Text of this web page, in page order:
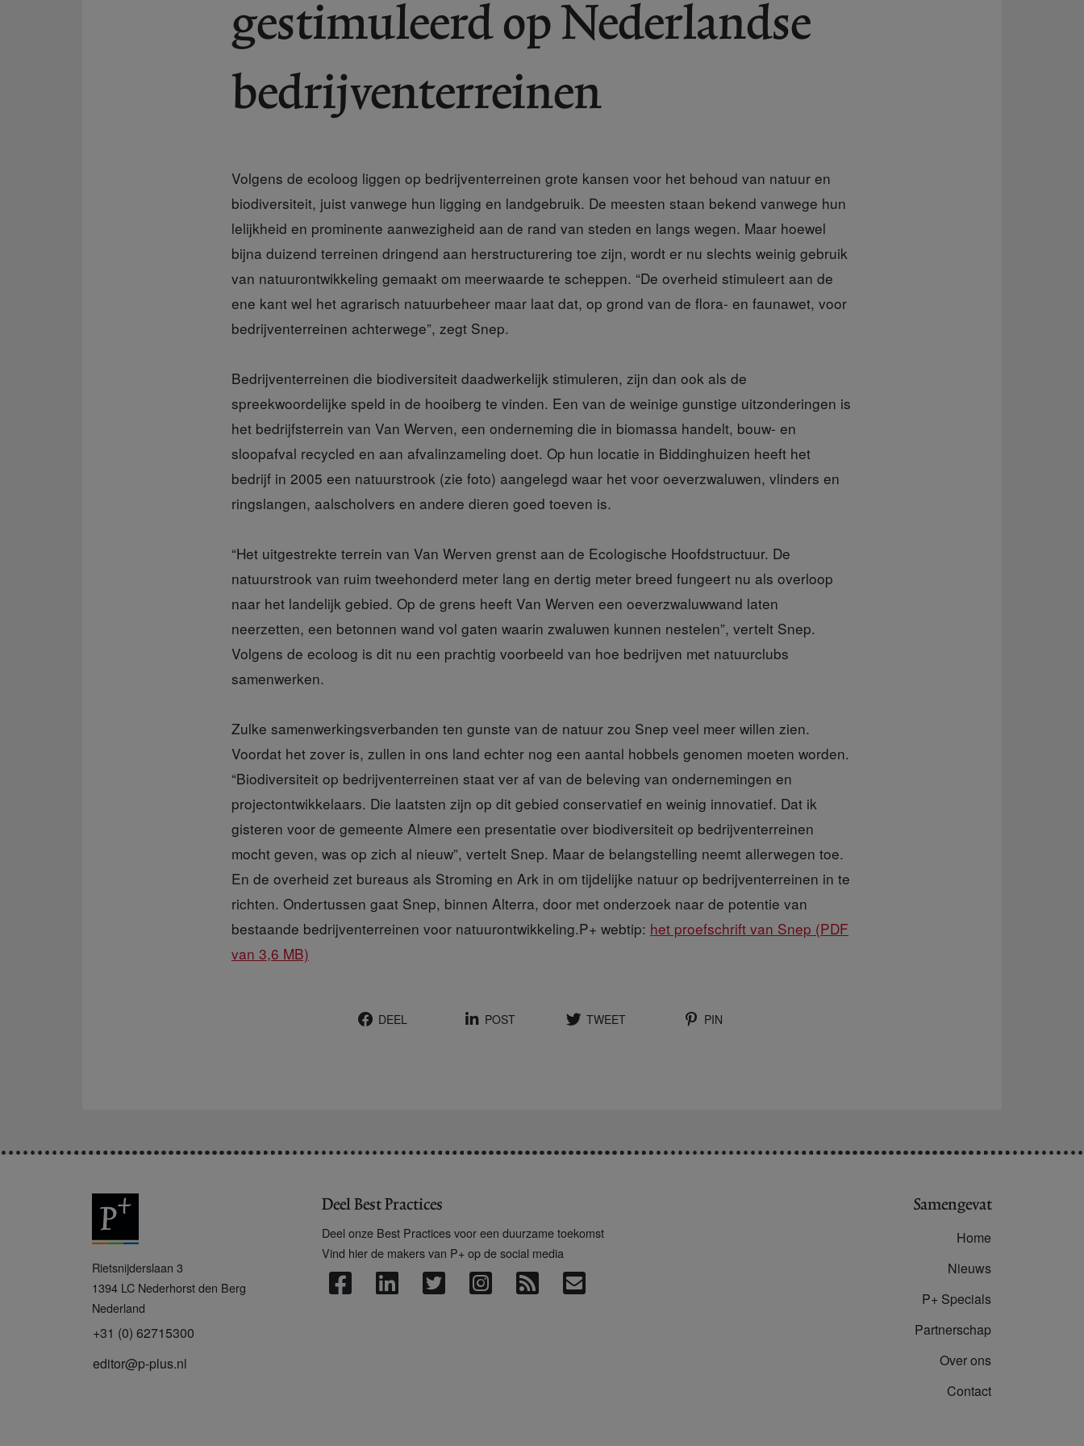
gestimuleerd op Nederlandse
bedrijventerreinen
Volgens de ecoloog liggen op bedrijventerreinen grote kansen voor het behoud van natuur en
biodiversiteit, juist vanwege hun ligging en landgebruik. De meesten staan bekend vanwege hun
lelijkheid en prominente aanwezigheid aan de rand van steden en langs wegen. Maar hoewel
bijna duizend terreinen dringend aan herstructurering toe zijn, wordt er nu slechts weinig gebruik
van natuurontwikkeling gemaakt om meerwaarde te scheppen. “De overheid stimuleert aan de
ene kant wel het agrarisch natuurbeheer maar laat dat, op grond van de flora- en faunawet, voor
bedrijventerreinen achterwege”, zegt Snep.
Bedrijventerreinen die biodiversiteit daadwerkelijk stimuleren, zijn dan ook als de
spreekwoordelijke speld in de hooiberg te vinden. Een van de weinige gunstige uitzonderingen is
het bedrijfsterrein van Van Werven, een onderneming die in biomassa handelt, bouw- en
sloopafval recycled en aan afvalinzameling doet. Op hun locatie in Biddinghuizen heeft het
bedrijf in 2005 een natuurstrook (zie foto) aangelegd waar het voor oeverzwaluwen, vlinders en
ringslangen, aalscholvers en andere dieren goed toeven is.
“Het uitgestrekte terrein van Van Werven grenst aan de Ecologische Hoofdstructuur. De
natuurstrook van ruim tweehonderd meter lang en dertig meter breed fungeert nu als overloop
naar het landelijk gebied. Op de grens heeft Van Werven een oeverzwaluwwand laten
neerzetten, een betonnen wand vol gaten waarin zwaluwen kunnen nestelen”, vertelt Snep.
Volgens de ecoloog is dit nu een prachtig voorbeeld van hoe bedrijven met natuurclubs
samenwerken.
Zulke samenwerkingsverbanden ten gunste van de natuur zou Snep veel meer willen zien.
Voordat het zover is, zullen in ons land echter nog een aantal hobbels genomen moeten worden.
“Biodiversiteit op bedrijventerreinen staat ver af van de beleving van ondernemingen en
projectontwikkelaars. Die laatsten zijn op dit gebied conservatief en weinig innovatief. Dat ik
gisteren voor de gemeente Almere een presentatie over biodiversiteit op bedrijventerreinen
mocht geven, was op zich al nieuw”, vertelt Snep. Maar de belangstelling neemt allerwegen toe.
En de overheid zet bureaus als Stroming en Ark in om tijdelijke natuur op bedrijventerreinen in te
richten. Ondertussen gaat Snep, binnen Alterra, door met onderzoek naar de potentie van
bestaande bedrijventerreinen voor natuurontwikkeling.P+ webtip: het proefschrift van Snep (PDF
van 3,6 MB)
DEEL POST TWEET PIN
+
Rietsnijderslaan 3
1394 LC Nederhorst den Berg
Nederland
+31 (0) 62715300
editor@p-plus.nl
Deel Best Practices
Deel onze Best Practices voor een duurzame toekomst
Vind hier de makers van P+ op de social media
Samengevat
Home
Nieuws
P+ Specials
Partnerschap
Over ons
Contact